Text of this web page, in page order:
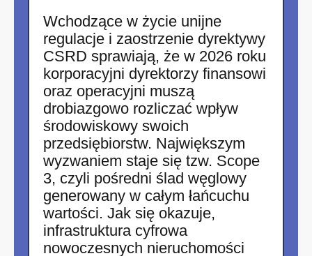
Wchodzące w życie unijne
regulacje i zaostrzenie dyrektywy
CSRD sprawiają, że w 2026 roku
korporacyjni dyrektorzy finansowi
oraz operacyjni muszą
drobiazgowo rozliczać wpływ
środowiskowy swoich
przedsiębiorstw. Największym
wyzwaniem staje się tzw. Scope
3, czyli pośredni ślad węglowy
generowany w całym łańcuchu
wartości. Jak się okazuje,
infrastruktura cyfrowa
nowoczesnych nieruchomości